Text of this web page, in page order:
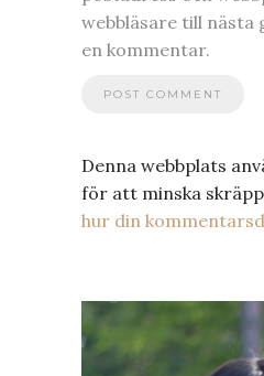
webbläsare till nästa
en kommentar.
Denna webbplats
för att minska
hur din